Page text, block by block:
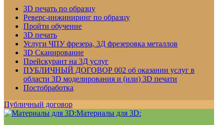
3D печать по образцу
Реверс-инжиниринг по образцу
Пройти обучение
3D печать
Услуги ЧПУ фрезера, 3Д фрезеровка металлов
3D Сканирование
Прейскурант на 3Д услуг
ПУБЛИЧНЫЙ ДОГОВОР 002 об оказании услуг в
области 3D моделирования и (или) 3D печати
Постобработка
Публичный договор
Материалы для 3D: